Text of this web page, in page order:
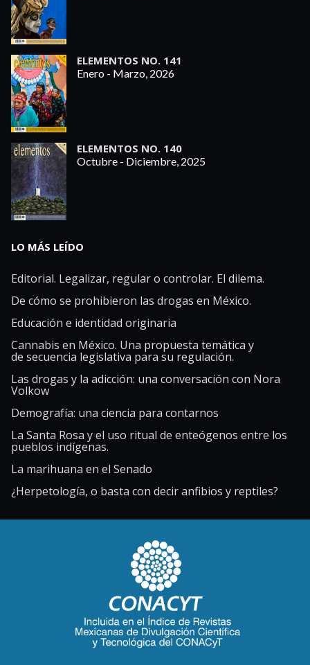
ELEMENTOS NO. 141
Enero - Marzo, 2026
ELEMENTOS NO. 140
Octubre - Diciembre, 2025
LO MÁS LEÍDO
Editorial. Legalizar, regular o controlar. El dilema.
De cómo se prohibieron las drogas en México.
Educación e identidad originaria
Cannabis en México. Una propuesta temática y
de secuencia legislativa para su regulación.
Las drogas y la adicción: una conversación con Nora
Volkow
Demografía: una ciencia para contarnos
La Santa Rosa y el uso ritual de enteógenos entre los
pueblos indígenas.
La marihuana en el Senado
¿Herpetología, o basta con decir anfibios y reptiles?